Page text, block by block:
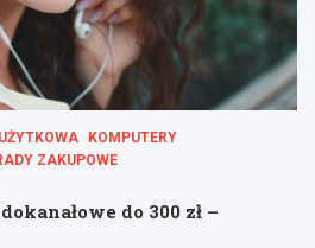
KOMPUTERY
ZAKUPOWE
do 300 zł –